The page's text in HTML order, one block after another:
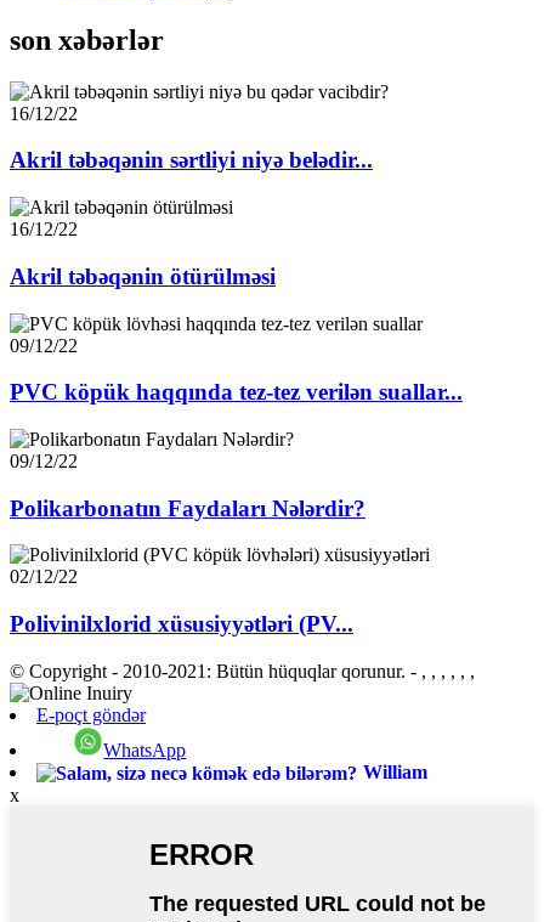
son xəbərlər
16/12/22
Akril təbəqənin sərtliyi niyə belədir...
16/12/22
Akril təbəqənin ötürülməsi
09/12/22
PVC köpük haqqında tez-tez verilən suallar...
09/12/22
Polikarbonatın Faydaları Nələrdir?
02/12/22
Polivinilxlorid xüsusiyyətləri (PV...
© Copyright - 2010-2021: Bütün hüquqlar qorunur. - , , , , , ,
E-poçt göndər
WhatsApp
William
x